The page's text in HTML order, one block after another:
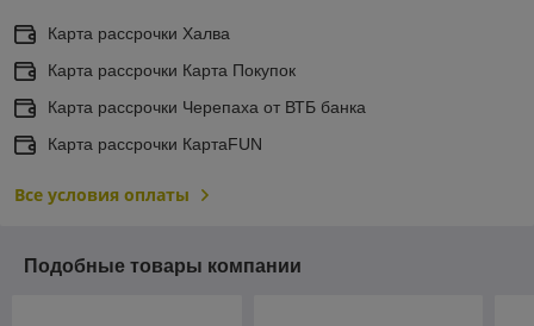
Карта рассрочки Халва
Карта рассрочки Карта Покупок
Карта рассрочки Черепаха от ВТБ банка
Карта рассрочки КартаFUN
Все условия оплаты
Подобные товары компании